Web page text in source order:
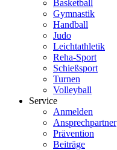
Basketball
Gymnastik
Handball
Judo
Leichtathletik
Reha-Sport
Schießsport
Turnen
Volleyball
Service
Anmelden
Ansprechpartner
Prävention
Beiträge